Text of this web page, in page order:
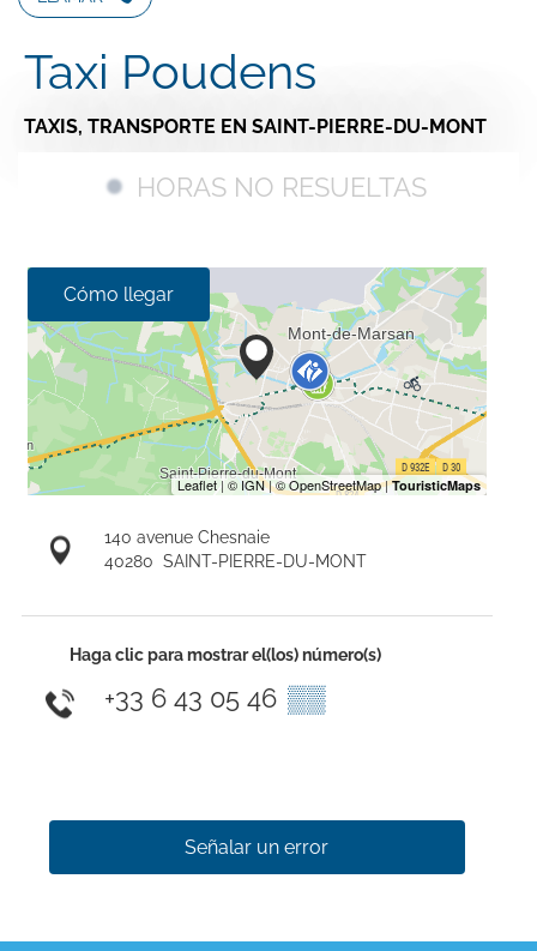
Taxi Poudens
TAXIS, TRANSPORTE EN SAINT-PIERRE-DU-MONT
HORAS NO RESUELTAS
Cómo llegar
140 avenue Chesnaie
40280 SAINT-PIERRE-DU-MONT
Haga clic para mostrar el(los) número(s)
+33 6 43 05 46 ▒▒
Señalar un error